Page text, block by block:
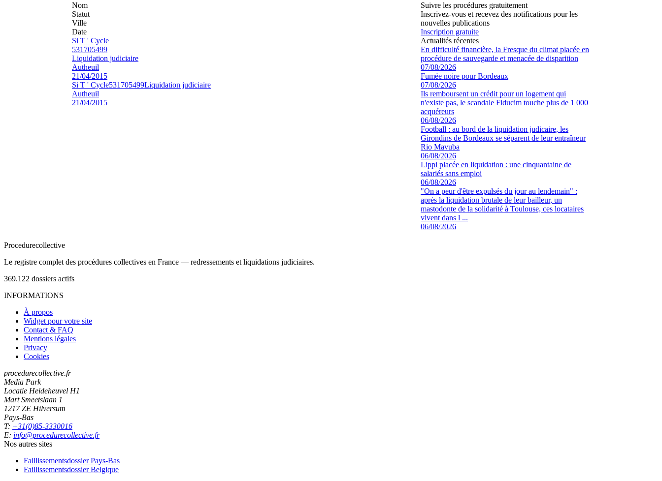
Nom
Statut
Ville
Date
Si T ' Cycle
531705499
Liquidation judiciaire
Autheuil
21/04/2015
Si T ' Cycle531705499Liquidation judiciaire
Autheuil
21/04/2015
Suivre les procédures gratuitement
Inscrivez-vous et recevez des notifications pour les
nouvelles publications
Inscription gratuite
Actualités récentes
En difficulté financière, la Fresque du climat placée en
procédure de sauvegarde et menacée de disparition
07/08/2026
Fumée noire pour Bordeaux
07/08/2026
Ils remboursent un crédit pour un logement qui
n'existe pas, le scandale Fiducim touche plus de 1 000
acquéreurs
06/08/2026
Football : au bord de la liquidation judicaire, les
Girondins de Bordeaux se séparent de leur entraîneur
Rio Mavuba
06/08/2026
Lippi placée en liquidation : une cinquantaine de
salariés sans emploi
06/08/2026
"On a peur d'être expulsés du jour au lendemain" :
après la liquidation brutale de leur bailleur, un
mastodonte de la solidarité à Toulouse, ces locataires
vivent dans l ...
06/08/2026
Procedurecollective
Le registre complet des procédures collectives en France — redressements et liquidations judiciaires.
369.122 dossiers actifs
INFORMATIONS
À propos
Widget pour votre site
Contact & FAQ
Mentions légales
Privacy
Cookies
procedurecollective.fr
Media Park
Locatie Heideheuvel H1
Mart Smeetslaan 1
1217 ZE Hilversum
Pays-Bas
T: +31(0)85-3330016
E: info@procedurecollective.fr
Nos autres sites
Faillissementsdossier Pays-Bas
Faillissementsdossier Belgique